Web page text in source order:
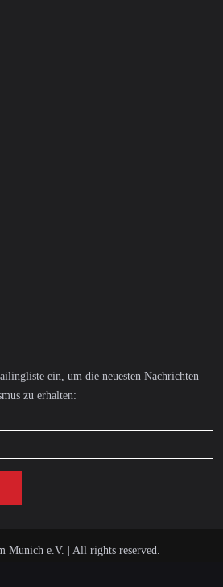
ein, um die neuesten Nachrichten
zu erhalten:
Munich e.V. | All rights reserved.